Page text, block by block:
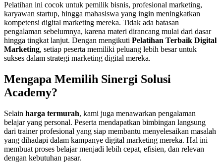
Pelatihan ini cocok untuk pemilik bisnis, profesional marketing,
karyawan startup, hingga mahasiswa yang ingin meningkatkan
kompetensi digital marketing mereka. Tidak ada batasan
pengalaman sebelumnya, karena materi dirancang mulai dari dasar
hingga tingkat lanjut. Dengan mengikuti Pelatihan Terbaik Digital
Marketing, setiap peserta memiliki peluang lebih besar untuk
sukses dalam strategi marketing digital mereka.
Mengapa Memilih Sinergi Solusi
Academy?
Selain harga termurah, kami juga menawarkan pengalaman
belajar yang personal. Peserta mendapatkan bimbingan langsung
dari trainer profesional yang siap membantu menyelesaikan masalah
yang dihadapi dalam kampanye digital marketing mereka. Hal ini
membuat proses belajar menjadi lebih cepat, efisien, dan relevan
dengan kebutuhan pasar.